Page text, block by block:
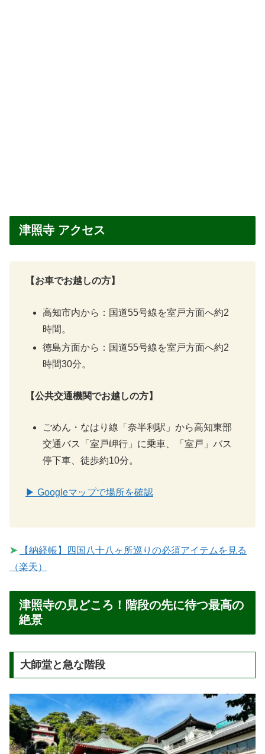
津照寺 アクセス
【お車でお越しの方】
高知市内から：国道55号線を室戸方面へ約2
時間。
徳島方面から：国道55号線を室戸方面へ約2
時間30分。
【公共交通機関でお越しの方】
ごめん・なはり線「奈半利駅」から高知東部
交通バス「室戸岬行」に乗車、「室戸」バス
停下車、徒歩約10分。
▶ Googleマップで場所を確認
➤
【納経帳】四国八十八ヶ所巡りの必須アイテムを見る
（楽天）
津照寺の見どころ！階段の先に待つ最高の
絶景
大師堂と急な階段